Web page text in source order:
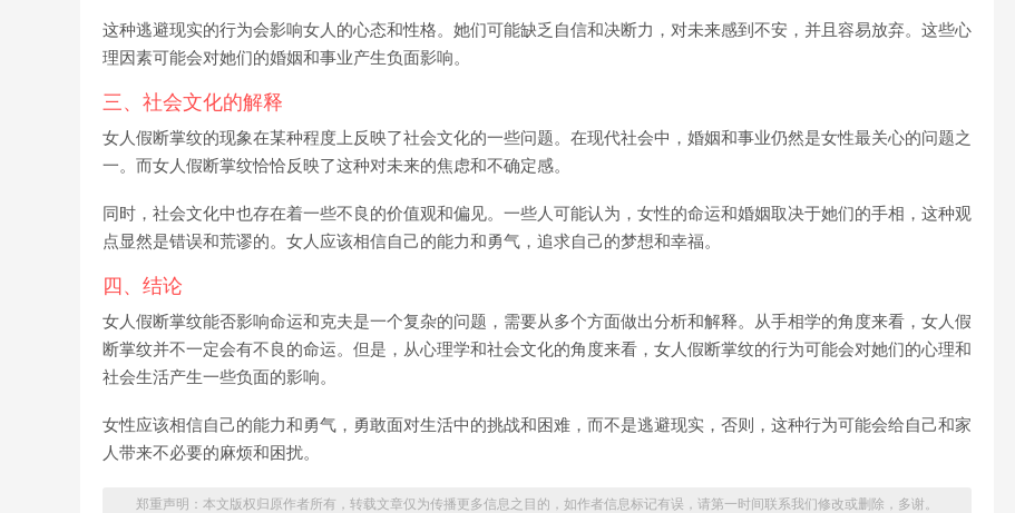
这种逃避现实的行为会影响女人的心态和性格。她们可能缺乏自信和决断力，对未来感到不安，并且容易放弃。这些心
理因素可能会对她们的婚姻和事业产生负面影响。
三、社会文化的解释
女人假断掌纹的现象在某种程度上反映了社会文化的一些问题。在现代社会中，婚姻和事业仍然是女性最关心的问题之
一。而女人假断掌纹恰恰反映了这种对未来的焦虑和不确定感。
同时，社会文化中也存在着一些不良的价值观和偏见。一些人可能认为，女性的命运和婚姻取决于她们的手相，这种观
点显然是错误和荒谬的。女人应该相信自己的能力和勇气，追求自己的梦想和幸福。
四、结论
女人假断掌纹能否影响命运和克夫是一个复杂的问题，需要从多个方面做出分析和解释。从手相学的角度来看，女人假
断掌纹并不一定会有不良的命运。但是，从心理学和社会文化的角度来看，女人假断掌纹的行为可能会对她们的心理和
社会生活产生一些负面的影响。
女性应该相信自己的能力和勇气，勇敢面对生活中的挑战和困难，而不是逃避现实，否则，这种行为可能会给自己和家
人带来不必要的麻烦和困扰。
郑重声明：本文版权归原作者所有，转载文章仅为传播更多信息之目的，如作者信息标记有误，请第一时间联系我们修改或删除，多谢。